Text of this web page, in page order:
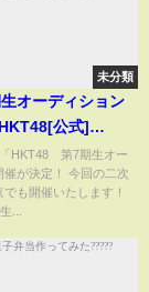
未分類
オーディション
公式]
ディション
期生オーディ
HKT48 第7期生オー
が決定！ 今回の二次
も開催いたします！
...